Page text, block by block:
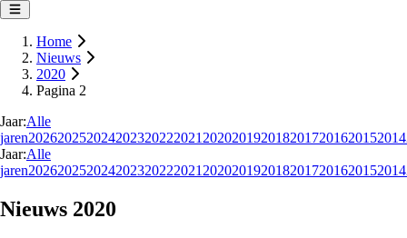
Home
Nieuws
2020
Pagina 2
Jaar:Alle
jaren202620252024202320222021 2020201920182017201620152014
Jaar:Alle
jaren202620252024202320222021 2020201920182017201620152014
Nieuws 2020